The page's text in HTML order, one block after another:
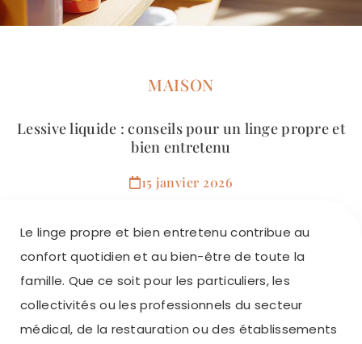
MAISON
Lessive liquide : conseils pour un linge propre et
bien entretenu
15 janvier 2026
Le linge propre et bien entretenu contribue au
confort quotidien et au bien-être de toute la
famille. Que ce soit pour les particuliers, les
collectivités ou les professionnels du secteur
médical, de la restauration ou des établissements